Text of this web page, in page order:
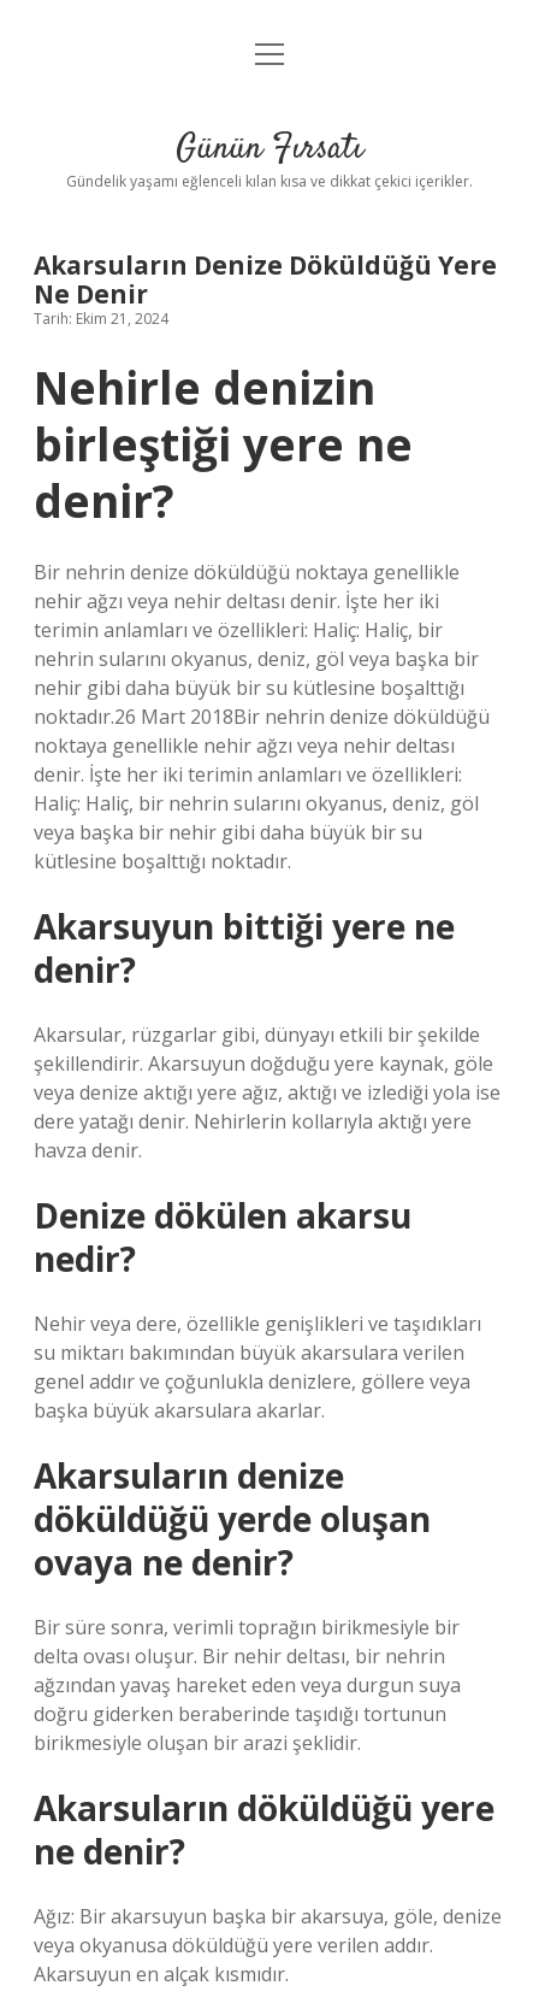
Anasayfa
Yasal Uyarı
menüyü
Günün Fırsatı
Gündelik yaşamı eğlenceli kılan kısa ve dikkat çekici içerikler.
Akarsuların Denize Döküldüğü Yere
Ne Denir
Tarih: Ekim 21, 2024
Nehirle denizin
birleştiği yere ne
denir?
Bir nehrin denize döküldüğü noktaya genellikle
nehir ağzı veya nehir deltası denir. İşte her iki
terimin anlamları ve özellikleri: Haliç: Haliç, bir
nehrin sularını okyanus, deniz, göl veya başka bir
nehir gibi daha büyük bir su kütlesine boşalttığı
noktadır.26 Mart 2018Bir nehrin denize döküldüğü
noktaya genellikle nehir ağzı veya nehir deltası
denir. İşte her iki terimin anlamları ve özellikleri:
Haliç: Haliç, bir nehrin sularını okyanus, deniz, göl
veya başka bir nehir gibi daha büyük bir su
kütlesine boşalttığı noktadır.
Akarsuyun bittiği yere ne
denir?
Akarsular, rüzgarlar gibi, dünyayı etkili bir şekilde
şekillendirir. Akarsuyun doğduğu yere kaynak, göle
veya denize aktığı yere ağız, aktığı ve izlediği yola ise
dere yatağı denir. Nehirlerin kollarıyla aktığı yere
havza denir.
Denize dökülen akarsu
nedir?
Nehir veya dere, özellikle genişlikleri ve taşıdıkları
su miktarı bakımından büyük akarsulara verilen
genel addır ve çoğunlukla denizlere, göllere veya
başka büyük akarsulara akarlar.
Akarsuların denize
döküldüğü yerde oluşan
ovaya ne denir?
Bir süre sonra, verimli toprağın birikmesiyle bir
delta ovası oluşur. Bir nehir deltası, bir nehrin
ağzından yavaş hareket eden veya durgun suya
doğru giderken beraberinde taşıdığı tortunun
birikmesiyle oluşan bir arazi şeklidir.
Akarsuların döküldüğü yere
ne denir?
Ağız: Bir akarsuyun başka bir akarsuya, göle, denize
veya okyanusa döküldüğü yere verilen addır.
Akarsuyun en alçak kısmıdır.